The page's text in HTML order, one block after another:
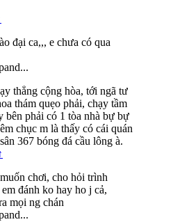
đại ca,,, e chưa có qua
thẳng cộng hòa, tới ngã tư
thám quẹo phải, chạy tầm
bên phải có 1 tòa nhà bự bự
chục m là thấy có cái quán
367 bóng đá cầu lông à.
chơi, cho hỏi trình
đánh ko hay ho j cả,
mọi ng chán